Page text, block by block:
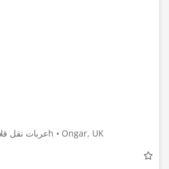
عربات نقل قلابة للمواقع • 2017 • 1941h • Ongar, UK